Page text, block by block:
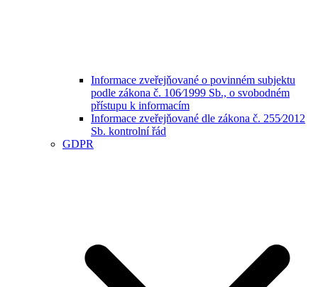
Informace zveřejňované o povinném subjektu
podle zákona č. 106⁄1999 Sb., o svobodném
přístupu k informacím
Informace zveřejňované dle zákona č. 255⁄2012
Sb. kontrolní řád
GDPR